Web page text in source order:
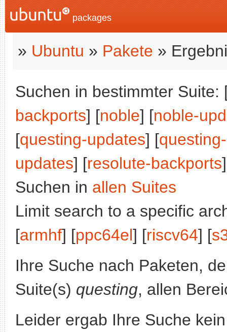
packages
» Ubuntu » Pakete »
Suchen in bestimmter Suite:
backports] [noble] [noble-
[questing-updates] [
updates] [resolute-backports
Suchen in allen Suites
Limit search to a specific
[armhf] [ppc64el] [riscv64] [
Ihre Suche nach Paketen,
Suite(s) questing, allen
Leider ergab Ihre Suche